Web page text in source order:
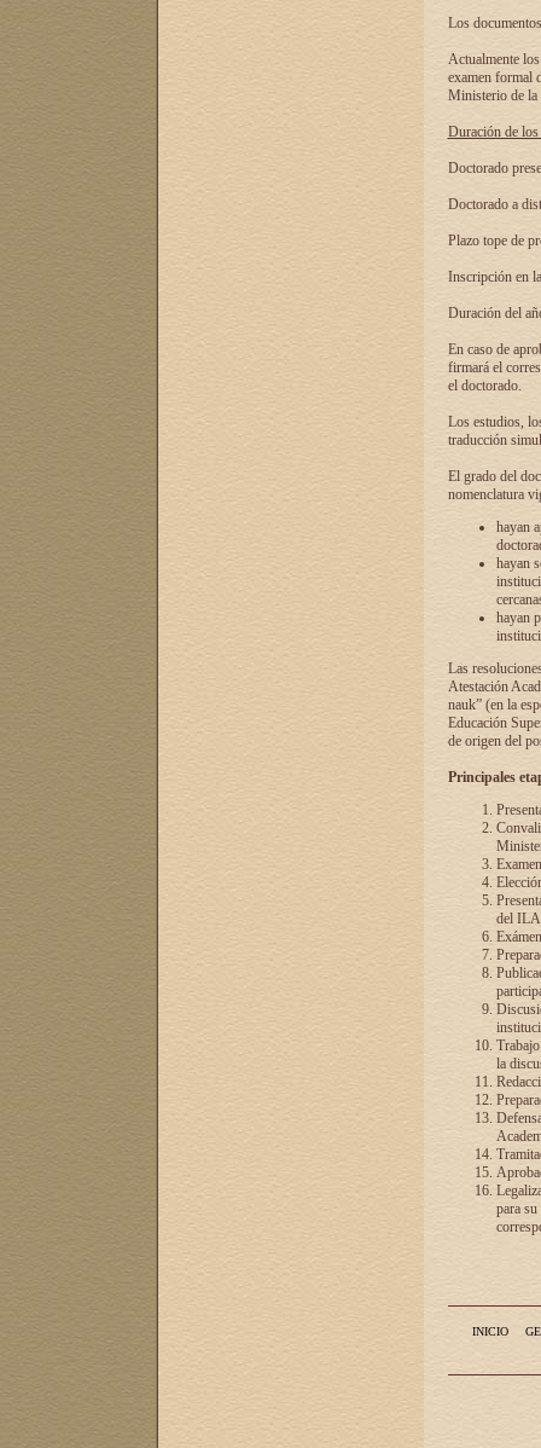
Los
Actualmente
examen formal
Ministerio de la
Duración de
Doctorado
Doctorado a
Plazo tope de
Inscripción en
Duración del
En caso de
firmará el
el doctorado.
Los estudios,
traducción
El grado del
nomenclatura
hayan
hayan
hayan
Las
Atestación
nauk” (en la
Educación
de origen del
Principales
del
la
para
INICIO